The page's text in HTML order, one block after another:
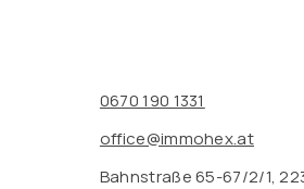
0670 190 1331
office@immohex.at
Bahnstraße 65-67/2/1,